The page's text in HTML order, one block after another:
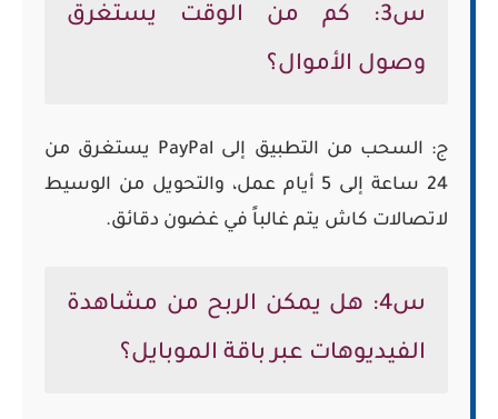
س3: كم من الوقت يستغرق
وصول الأموال؟
ج: السحب من التطبيق إلى PayPal يستغرق من
24 ساعة إلى 5 أيام عمل، والتحويل من الوسيط
لاتصالات كاش يتم غالباً في غضون دقائق.
س4: هل يمكن الربح من مشاهدة
الفيديوهات عبر باقة الموبايل؟